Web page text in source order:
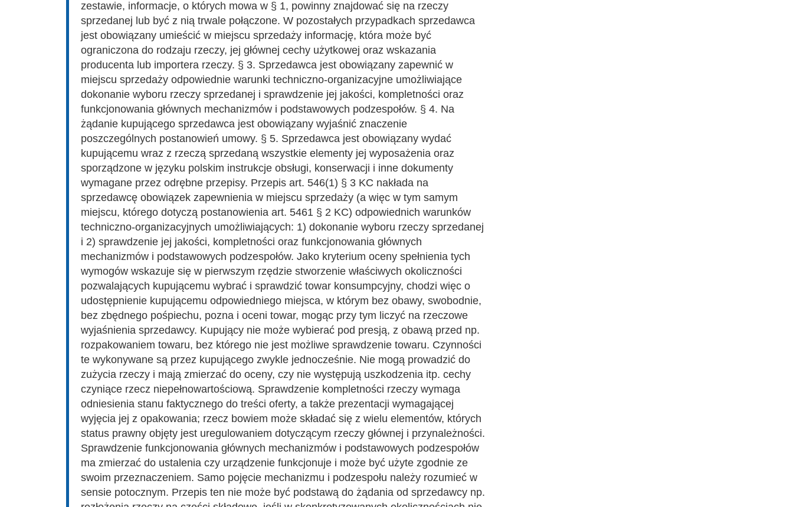
zestawie, informacje, o których mowa w § 1, powinny znajdować się na rzeczy
sprzedanej lub być z nią trwale połączone. W pozostałych przypadkach sprzedawca
jest obowiązany umieścić w miejscu sprzedaży informację, która może być
ograniczona do rodzaju rzeczy, jej głównej cechy użytkowej oraz wskazania
producenta lub importera rzeczy. § 3. Sprzedawca jest obowiązany zapewnić w
miejscu sprzedaży odpowiednie warunki techniczno-organizacyjne umożliwiające
dokonanie wyboru rzeczy sprzedanej i sprawdzenie jej jakości, kompletności oraz
funkcjonowania głównych mechanizmów i podstawowych podzespołów. § 4. Na
żądanie kupującego sprzedawca jest obowiązany wyjaśnić znaczenie
poszczególnych postanowień umowy. § 5. Sprzedawca jest obowiązany wydać
kupującemu wraz z rzeczą sprzedaną wszystkie elementy jej wyposażenia oraz
sporządzone w języku polskim instrukcje obsługi, konserwacji i inne dokumenty
wymagane przez odrębne przepisy. Przepis art. 546(1) § 3 KC nakłada na
sprzedawcę obowiązek zapewnienia w miejscu sprzedaży (a więc w tym samym
miejscu, którego dotyczą postanowienia art. 5461 § 2 KC) odpowiednich warunków
techniczno-organizacyjnych umożliwiających: 1) dokonanie wyboru rzeczy sprzedanej
i 2) sprawdzenie jej jakości, kompletności oraz funkcjonowania głównych
mechanizmów i podstawowych podzespołów. Jako kryterium oceny spełnienia tych
wymogów wskazuje się w pierwszym rzędzie stworzenie właściwych okoliczności
pozwalających kupującemu wybrać i sprawdzić towar konsumpcyjny, chodzi więc o
udostępnienie kupującemu odpowiedniego miejsca, w którym bez obawy, swobodnie,
bez zbędnego pośpiechu, pozna i oceni towar, mogąc przy tym liczyć na rzeczowe
wyjaśnienia sprzedawcy. Kupujący nie może wybierać pod presją, z obawą przed np.
rozpakowaniem towaru, bez którego nie jest możliwe sprawdzenie towaru. Czynności
te wykonywane są przez kupującego zwykle jednocześnie. Nie mogą prowadzić do
zużycia rzeczy i mają zmierzać do oceny, czy nie występują uszkodzenia itp. cechy
czyniące rzecz niepełnowartościową. Sprawdzenie kompletności rzeczy wymaga
odniesienia stanu faktycznego do treści oferty, a także prezentacji wymagającej
wyjęcia jej z opakowania; rzecz bowiem może składać się z wielu elementów, których
status prawny objęty jest uregulowaniem dotyczącym rzeczy głównej i przynależności.
Sprawdzenie funkcjonowania głównych mechanizmów i podstawowych podzespołów
ma zmierzać do ustalenia czy urządzenie funkcjonuje i może być użyte zgodnie ze
swoim przeznaczeniem. Samo pojęcie mechanizmu i podzespołu należy rozumieć w
sensie potocznym. Przepis ten nie może być podstawą do żądania od sprzedawcy np.